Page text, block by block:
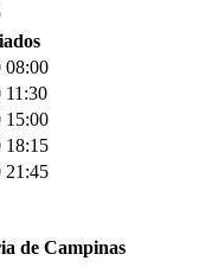
08:00
11:30
15:00
18:15
21:45
de Campinas